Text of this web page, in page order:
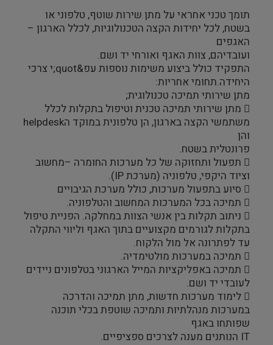
תומך טכני אחראי על מתן שירות שוטף, טלפוני או
בשטח, לכל יחידות הקצה הטכנולוגיות, לכלל הארגון –
האגפים
ועובדיהם, צוות האגף ואורחי יד ושם.
התפקיד כולל ביצוע משימות נוספות עפ&quot;י צרכי
היחידה.תחומי אחריות:
מתן שירותי תמיכה טכנולוגית;
 מתן שירותי תמיכה טכנית וטיפול בתקלות לכלל
משתמשי הקצה בארגון, הן טלפונית במוקד הhelpdesk
והן
פרונטלית בשטח.
 תפעול ותחזוקה של כל מערכות החומרה –מחשוב
וציוד היקפי, טלפוניה (מערכת IP).
 סיוע בתפעול מערכות, כולל מערכת הגיבויים
 תמיכה בכל המערכות המחשוב והטלפוניה.
 ניתוב תקלות בין אנשי הצוות במחלקה. הפניית טיפול
בתקלות לגורמים מקצועיים בתוך האגף וליווי התקלה
עד לפתרונה אל מול הלקוח.
 תמיכה במערכות מולטימדיה.
 תמיכה באפליקציות המייל הארגוני בטלפונים ניידים
לעובדי יד ושם.
 לימוד מערכות חדשות, מתן תמיכה והדרכה
במערכות מנהלתיות ותמיכה שוטפת בכלי תוכנה
שפותחו באגף
IT הנותנים מענה לצרכים ספציפיים.